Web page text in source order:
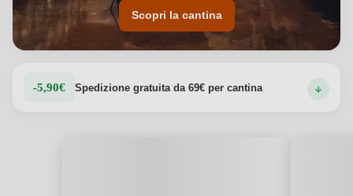
Scopri la cantina
-5,90€ Spedizione gratuita da 69€ per cantina